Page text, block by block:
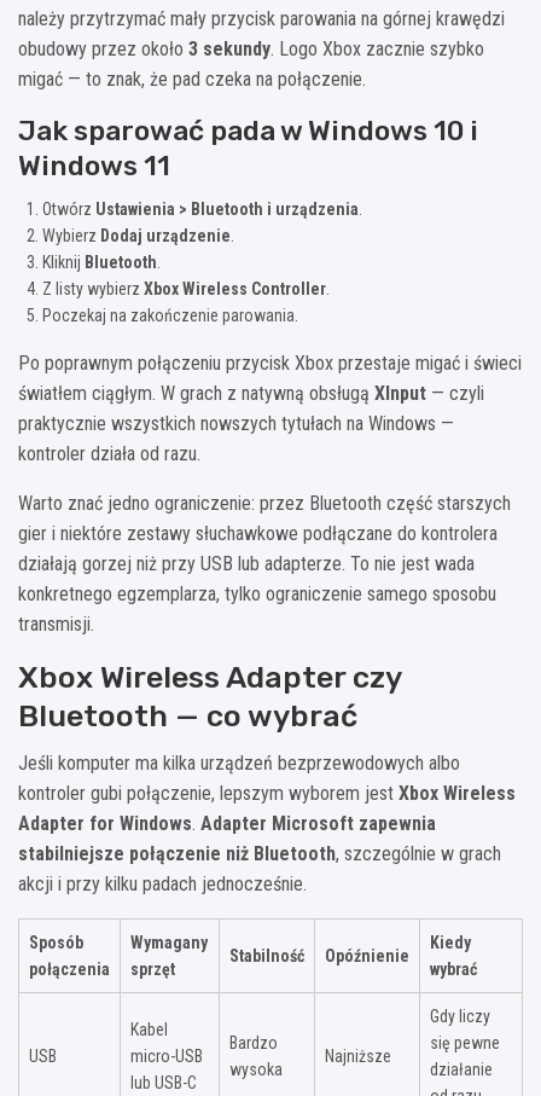
należy przytrzymać mały przycisk parowania na górnej krawędzi
obudowy przez około 3 sekundy. Logo Xbox zacznie szybko
migać — to znak, że pad czeka na połączenie.
Jak sparować pada w Windows 10 i
Windows 11
Otwórz Ustawienia > Bluetooth i urządzenia
Wybierz Dodaj urządzenie
Kliknij Bluetooth
Z listy wybierz Xbox Wireless Controller
Poczekaj na zakończenie parowania.
Po poprawnym połączeniu przycisk Xbox przestaje migać i świeci
światłem ciągłym. W grach z natywną obsługą XInput — czyli
praktycznie wszystkich nowszych tytułach na Windows —
kontroler działa od razu.
Warto znać jedno ograniczenie: przez Bluetooth część starszych
gier i niektóre zestawy słuchawkowe podłączane do kontrolera
działają gorzej niż przy USB lub adapterze. To nie jest wada
konkretnego egzemplarza, tylko ograniczenie samego sposobu
transmisji.
Xbox Wireless Adapter czy
Bluetooth — co wybrać
Jeśli komputer ma kilka urządzeń bezprzewodowych albo
kontroler gubi połączenie, lepszym wyborem jest Xbox Wireless
Adapter for Windows. Adapter Microsoft zapewnia
stabilniejsze połączenie niż Bluetooth, szczególnie w grach
akcji i przy kilku padach jednocześnie.
Sposób
połączenia
Wymagany
sprzęt
Stabilność Opóźnienie
Kiedy
wybrać
USB
Kabel
micro-USB
lub USB-C
Bardzo
wysoka
Najniższe
Gdy liczy
się pewne
działanie